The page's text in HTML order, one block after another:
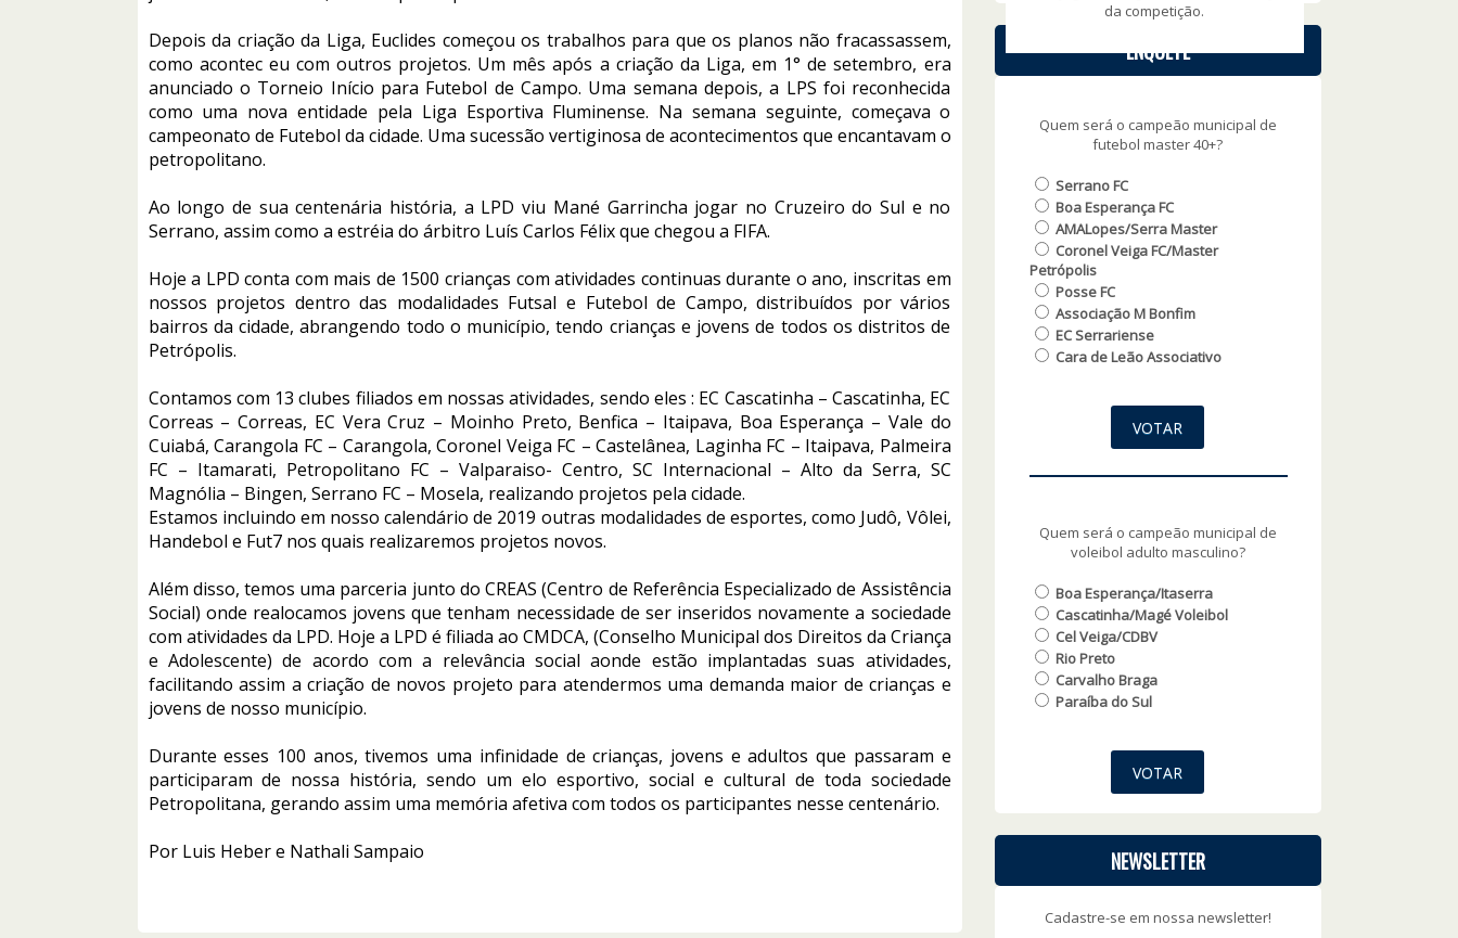
Depois da criação da Liga, Euclides começou os trabalhos para que os planos não fracassassem,
como acontec eu com outros projetos. Um mês após a criação da Liga, em 1° de setembro, era
anunciado o Torneio Início para Futebol de Campo. Uma semana depois, a LPS foi reconhecida
como uma nova entidade pela Liga Esportiva Fluminense. Na semana seguinte, começava o
campeonato de Futebol da cidade. Uma sucessão vertiginosa de acontecimentos que encantavam o
petropolitano.
Ao longo de sua centenária história, a LPD viu Mané Garrincha jogar no Cruzeiro do Sul e no
Serrano, assim como a estréia do árbitro Luís Carlos Félix que chegou a FIFA.
Hoje a LPD conta com mais de 1500 crianças com atividades continuas durante o ano, inscritas em
nossos projetos dentro das modalidades Futsal e Futebol de Campo, distribuídos por vários
bairros da cidade, abrangendo todo o município, tendo crianças e jovens de todos os distritos de
Petrópolis.
Contamos com 13 clubes filiados em nossas atividades, sendo eles : EC Cascatinha – Cascatinha, EC
Correas – Correas, EC Vera Cruz – Moinho Preto, Benfica – Itaipava, Boa Esperança – Vale do
Cuiabá, Carangola FC – Carangola, Coronel Veiga FC – Castelânea, Laginha FC – Itaipava, Palmeira
FC – Itamarati, Petropolitano FC – Valparaiso- Centro, SC Internacional – Alto da Serra, SC
Magnólia – Bingen, Serrano FC – Mosela, realizando projetos pela cidade.
Estamos incluindo em nosso calendário de 2019 outras modalidades de esportes, como Judô, Vôlei,
Handebol e Fut7 nos quais realizaremos projetos novos.
Além disso, temos uma parceria junto do CREAS (Centro de Referência Especializado de Assistência
Social) onde realocamos jovens que tenham necessidade de ser inseridos novamente a sociedade
com atividades da LPD. Hoje a LPD é filiada ao CMDCA, (Conselho Municipal dos Direitos da Criança
e Adolescente) de acordo com a relevância social aonde estão implantadas suas atividades,
facilitando assim a criação de novos projeto para atendermos uma demanda maior de crianças e
jovens de nosso município.
Durante esses 100 anos, tivemos uma infinidade de crianças, jovens e adultos que passaram e
participaram de nossa história, sendo um elo esportivo, social e cultural de toda sociedade
Petropolitana, gerando assim uma memória afetiva com todos os participantes nesse centenário.
Por Luis Heber e Nathali Sampaio
da competição.
ENQUETE
Quem será o campeão municipal de
futebol master 40+?
Serrano FC
Boa Esperança FC
AMALopes/Serra Master
Coronel Veiga FC/Master
Petrópolis
Posse FC
Associação M Bonfim
EC Serrariense
Cara de Leão Associativo
Quem será o campeão municipal de
voleibol adulto masculino?
Boa Esperança/Itaserra
Cascatinha/Magé Voleibol
Cel Veiga/CDBV
Rio Preto
Carvalho Braga
Paraíba do Sul
NEWSLETTER
Cadastre-se em nossa newsletter!